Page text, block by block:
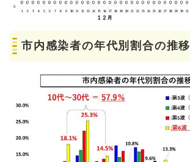
市内感染者の年代別割合の推移